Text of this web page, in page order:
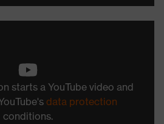
starts a YouTube video and
data protection
conditions.